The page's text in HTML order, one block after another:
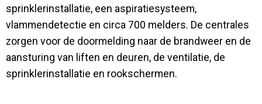
sprinklerinstallatie, een aspiratiesysteem,
vlammendetectie en circa 700 melders. De centrales
zorgen voor de doormelding naar de brandweer en de
aansturing van liften en deuren, de ventilatie, de
sprinklerinstallatie en rookschermen.